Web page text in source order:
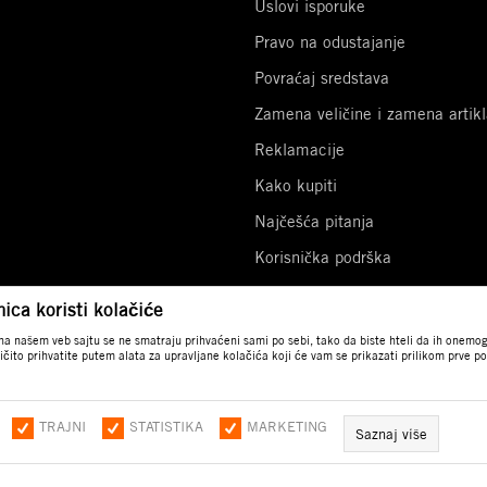
Uslovi isporuke
Pravo na odustajanje
Povraćaj sredstava
Zamena veličine i zamena
Reklamacije
Kako kupiti
Najčešća pitanja
Korisnička podrška
Potvrde i dokumenti
su deo naše ponude i ne
koristi kolačiće
našem veb sajtu se ne smatraju prihvaćeni sami po sebi, tako da biste hteli da ih
prihvatite putem alata za upravljane kolačića koji će vam se prikazati prilikom prve
TRAJNI STATISTIKA MARKETING Saznaj više